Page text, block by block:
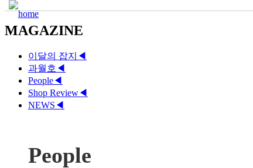
MAGAZINE
이달의 잡지 ◀
과월호 ◀
People◀
Shop Review◀
NEWS ◀
People